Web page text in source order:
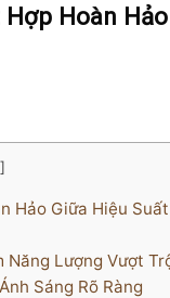
Hợp Hoàn Hảo
]
Hảo Giữa Hiệu Suất
Năng Lượng Vượt
Sáng Rõ Ràng